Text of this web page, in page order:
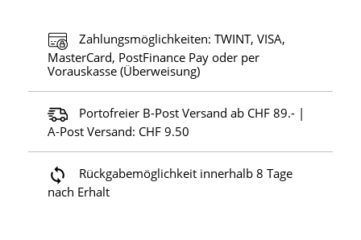
Zahlungsmöglichkeiten: TWINT, VISA,
MasterCard, PostFinance Pay oder per
Vorauskasse (Überweisung)
Portofreier B-Post Versand ab CHF 89.- |
A-Post Versand: CHF 9.50
Rückgabemöglichkeit innerhalb 8 Tage
nach Erhalt